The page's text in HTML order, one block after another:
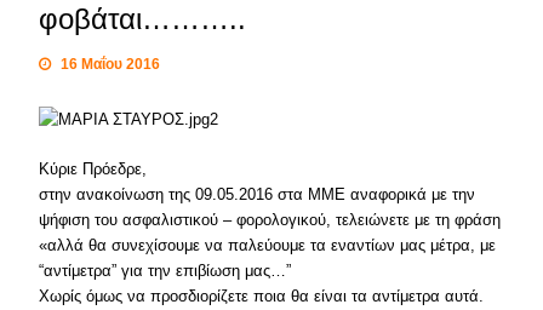
φοβάται………..
16 Μαΐου 2016
Κύριε Πρόεδρε,
στην ανακοίνωση της 09.05.2016 στα ΜΜΕ αναφορικά με την
ψήφιση του ασφαλιστικού – φορολογικού, τελειώνετε με τη φράση
«αλλά θα συνεχίσουμε να παλεύουμε τα εναντίων μας μέτρα, με
“αντίμετρα” για την επιβίωση μας…”
Χωρίς όμως να προσδιορίζετε ποια θα είναι τα αντίμετρα αυτά.